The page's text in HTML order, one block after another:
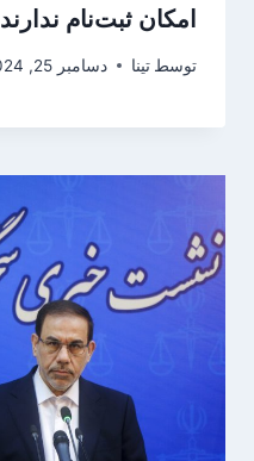
امکان ثبت‌نام ندارند
توسط تینا دسامبر 25, 2024